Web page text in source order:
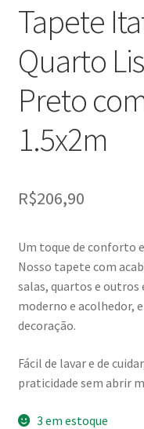
Tapete
Quarto
Preto
1.5x2m
R$206,90
Um toque de conforto
Nosso tapete com
salas, quartos e outros
moderno e acolhedor,
decoração.
Fácil de lavar e de
praticidade sem abrir
3 em estoque